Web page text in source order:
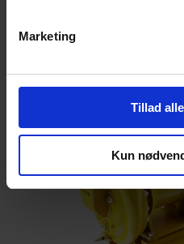
Marketing
Tillad
Kun